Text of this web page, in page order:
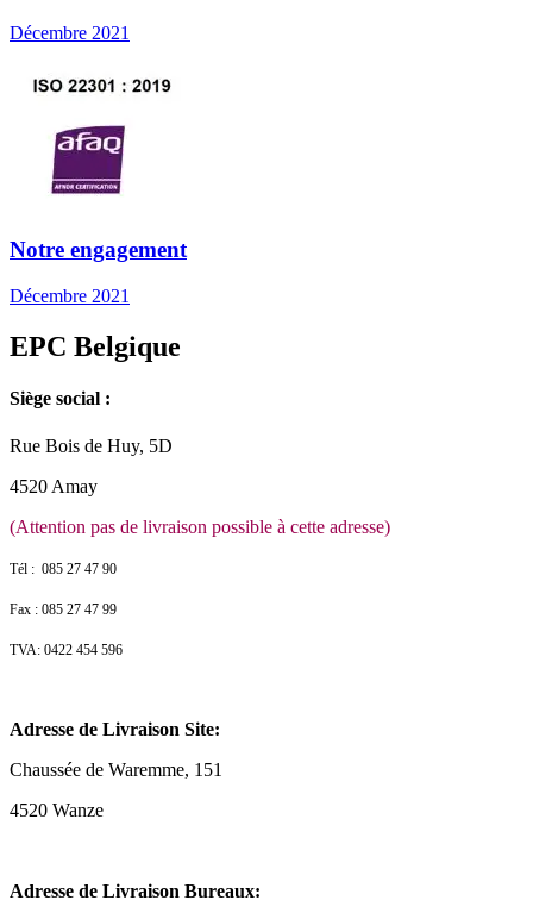
Décembre 2021
Notre engagement
Décembre 2021
EPC Belgique
Siège social :
Rue Bois de Huy, 5D
4520 Amay
(Attention pas de livraison possible à cette adresse)
Tél : 085 27 47 90
Fax : 085 27 47 99
TVA: 0422 454 596
Adresse de Livraison Site:
Chaussée de Waremme, 151
4520 Wanze
Adresse de Livraison Bureaux: